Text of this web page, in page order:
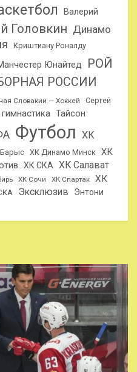
Валерий
Головкин Динамо
Криштиану Роналду
Юнайтед
РОЙ
РОССИИ
Словакии — Хоккей
Сергей
Тайсон
Футбол ХК
ХК Динамо Минск
ХК
ХК СКА
ХК Салават
ХК Сочи ХК Спартак
ХК
Эксклюзив
Энтони